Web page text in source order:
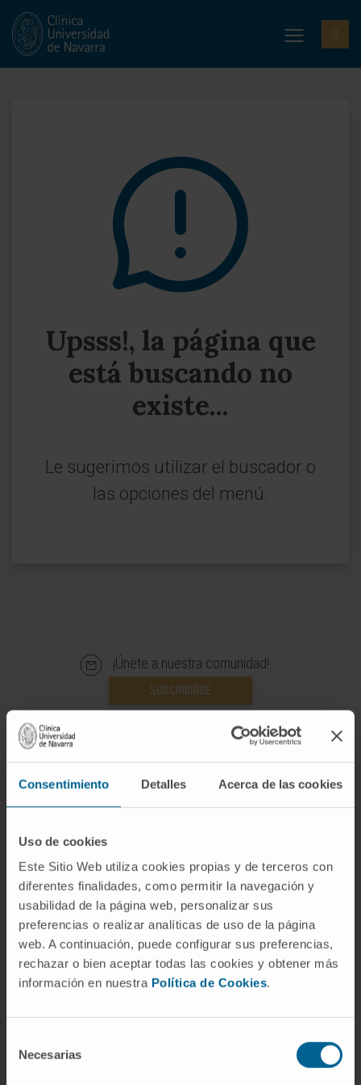
Consentimiento Detalles Acerca de las cookies
Uso de cookies
Este Sitio Web utiliza cookies propias y de terceros con
diferentes finalidades, como permitir la navegación y
usabilidad de la página web, personalizar sus
preferencias o realizar analíticas de uso de la página
web. A continuación, puede configurar sus preferencias,
rechazar o bien aceptar todas las cookies y obtener más
información en nuestra Política de Cookies.
Necesarias
Upsss!, la página que
está buscando no
existe...
Le sugerimos utilizar el buscador o
las opciones del menú.
¡Únete a nuestra comunidad!
SUSCRIBIRSE
ENFERMEDADES Y TRATAMIENTOS
Enfermedades
Pruebas diagnósticas
Tratamientos
Cuidados en casa
Chequeos y salud
Conozca a los profesionales